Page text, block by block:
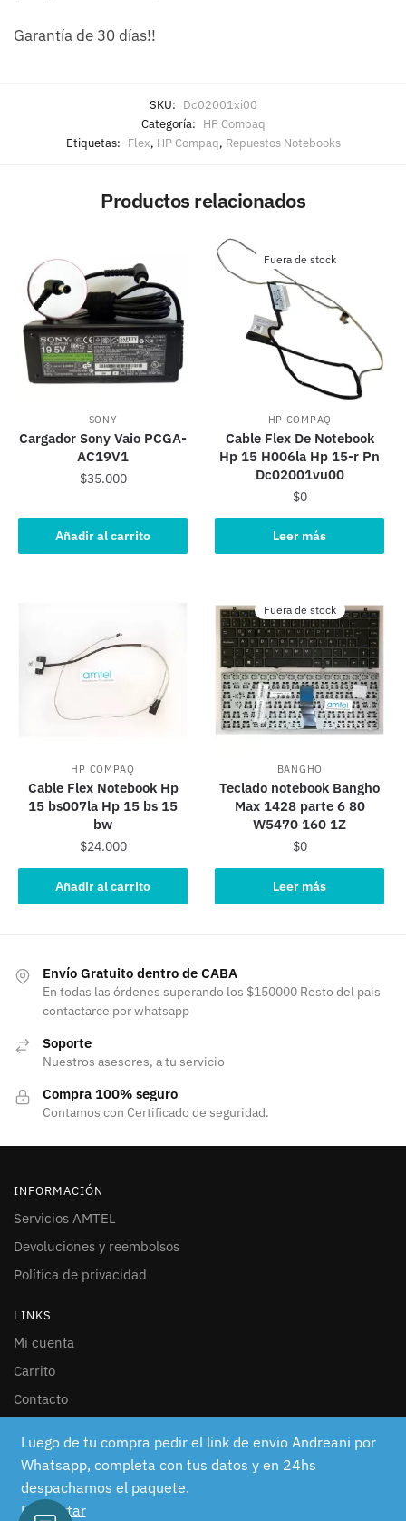
Garantía de 30 días!!
SKU: Dc02001xi00
Categoría: HP Compaq
Etiquetas: Flex, HP Compaq, Repuestos Notebooks
Productos relacionados
SONY
Cargador Sony Vaio PCGA-
AC19V1
$35.000
Añadir al carrito
Fuera de stock
HP COMPAQ
Cable Flex De Notebook
Hp 15 H006la Hp 15-r Pn
Dc02001vu00
$0
Leer más
HP COMPAQ
Cable Flex Notebook Hp
15 bs007la Hp 15 bs 15
bw
$24.000
Añadir al carrito
Fuera de stock
BANGHO
Teclado notebook Bangho
Max 1428 parte 6 80
W5470 160 1Z
$0
Leer más
Envío Gratuito dentro de CABA
En todas las órdenes superando los $150000 Resto del pais
contactarce por whatsapp
Soporte
Nuestros asesores, a tu servicio
Compra 100% seguro
Contamos con Certificado de seguridad.
INFORMACIÓN
Servicios AMTEL
Devoluciones y reembolsos
Política de privacidad
LINKS
Mi cuenta
Carrito
Contacto
SEGUINOS
Facebook
Instagram
Luego de tu compra pedir el link de envio Andreani por
Whatsapp, completa con tus datos y en 24hs
despachamos el paquete.
Descartar